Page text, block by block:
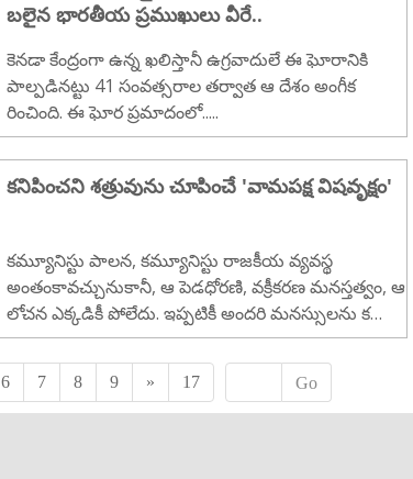
బలైన భారతీయ ప్రముఖులు వీరే..
కెనడా కేంద్రంగా ఉన్న ఖలిస్తానీ ఉగ్రవాదులే ఈ ఘోరానికి
పాల్పడినట్టు 41 సంవత్సరాల తర్వాత ఆ దేశం అంగీక
రించింది. ఈ ఘోర ప్రమాదంలో.....
కనిపించని శత్రువును చూపించే 'వామపక్ష విషవృక్షం'
కమ్యూనిస్టు పాలన, కమ్యూనిస్టు రాజకీయ వ్యవస్థ
అంతంకావచ్చునుకానీ, ఆ పెడధోరణి, వక్రీకరణ మనస్తత్వం, ఆ
లోచన ఎక్కడికీ పోలేదు. ఇప్పటికీ అందరి మనస్సులను క
లుషితం చేస్తూనే ఉంది. ఉద్యమాల పేరుతో 'రోడ్డున' పడేస్తూనే
ఉంది. ఇదే విషయాన్ని....
6 7 8 9 » 17 Go